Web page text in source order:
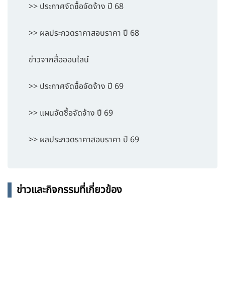
>> ประกาศจัดซื้อจัดจ้าง ปี 68
>> ผลประกวดราคาสอบราคา ปี 68
ข่าวจากสื่อออนไลน์
>> ประกาศจัดซื้อจัดจ้าง ปี 69
>> แผนจัดซื้อจัดจ้าง ปี 69
>> ผลประกวดราคาสอบราคา ปี 69
ข่าวและกิจกรรมที่เกี่ยวข้อง